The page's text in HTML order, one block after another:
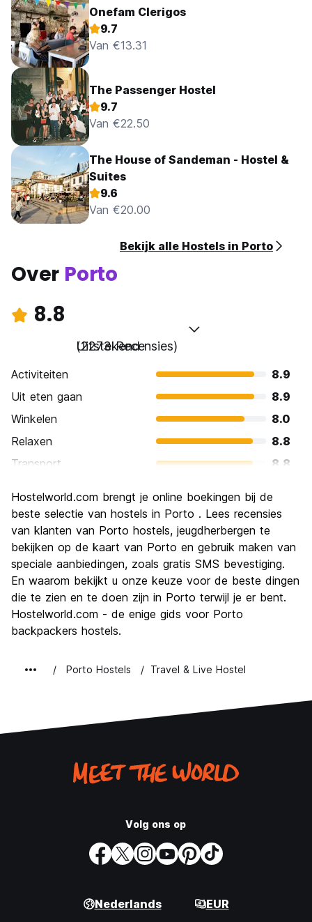
Onefam Clerigos
9.7
Van €13.31
The Passenger Hostel
9.7
Van €22.50
The House of Sandeman - Hostel &
Suites
9.6
Van €20.00
Bekijk alle Hostels in Porto
Over Porto
8.8
Uitstekend
(2273 Recensies)
Activiteiten
8.9
Uit eten gaan
8.9
Winkelen
8.0
Relaxen
8.8
Transport
8.8
Cultuur
9.1
Uitgaan
Waarde voor uw geld
9.2
Hostelworld.com brengt je online boekingen bij de
beste selectie van hostels in Porto . Lees recensies
van klanten van Porto hostels, jeugdherbergen te
bekijken op de kaart van Porto en gebruik maken van
speciale aanbiedingen, zoals gratis SMS bevestiging.
En waarom bekijkt u onze keuze voor de beste dingen
die te zien en te doen zijn in Porto terwijl je er bent.
Hostelworld.com - de enige gids voor Porto
backpackers hostels.
Porto Hostels Travel & Live Hostel
Volg ons op
Nederlands EUR